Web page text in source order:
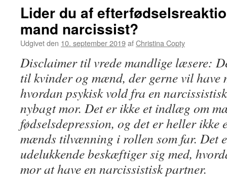
Lider du af
mand narcissist?
Udgivet den 10. september 2019afChristina Copty
Disclaimer til vrede mandlige læsere:
til kvinder og mænd, der gerne vil have
hvordan psykisk vold fra en
nybagt mor. Det er ikke et indlæg om
fødselsdepression, og det er heller ikke
mænds tilvænning i rollen som far. Det
udelukkende beskæftiger sig med,
mor at have en narcissistisk partner.